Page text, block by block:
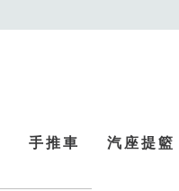
手推車 汽座提籃